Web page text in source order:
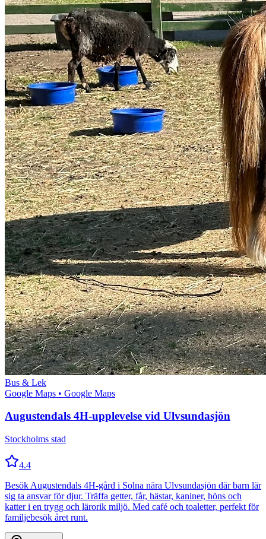
Bus & Lek
Google Maps • Google Maps
Augustendals 4H-upplevelse vid Ulvsundasjön
Stockholms stad
4.4
Besök Augustendals 4H-gård i Solna nära Ulvsundasjön där barn lär
sig ta ansvar för djur. Träffa getter, får, hästar, kaniner, höns och
katter i en trygg och lärorik miljö. Med café och toaletter, perfekt för
familjebesök året runt.